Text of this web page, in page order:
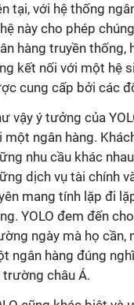
tại, với hệ thống
này cho phép
hàng truyền thống,
kết nối với một hệ
cung cấp bởi các
vậy ý tưởng của
một ngân hàng.
nhu cầu khác
dịch vụ tài chính
mang tính lặp đi
YOLO đem đến
ngày mà họ cần,
ngân hàng đúng
trường châu Á.